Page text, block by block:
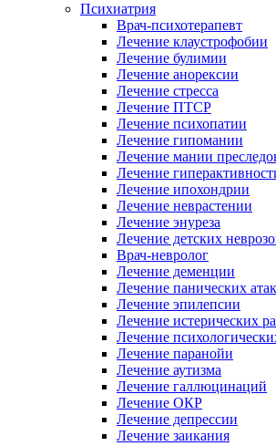
Психиатрия
Врач-психотерапевт
Лечение клаустрофобии
Лечение булимии
Лечение анорексии
Лечение стресса
Лечение ПТСР
Лечение психопатии
Лечение гипомании
Лечение мании
Лечение
Лечение ипохондрии
Лечение неврастении
Лечение энуреза
Лечение детских
Врач-невролог
Лечение деменции
Лечение панических атак
Лечение эпилепсии
Лечение истерических
Лечение
Лечение паранойи
Лечение аутизма
Лечение галлюцинаций
Лечение ОКР
Лечение депрессии
Лечение заикания